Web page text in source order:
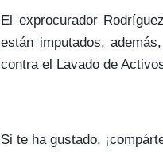
El exprocurador
están imputados,
contra el Lavado de
Si te ha gustado,